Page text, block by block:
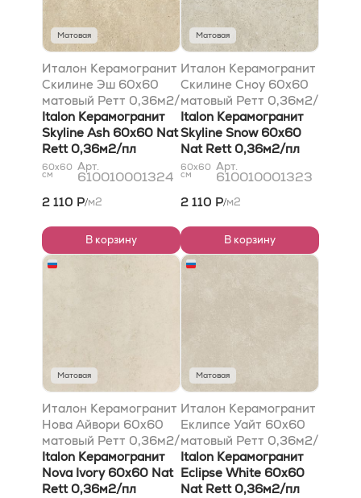
Матовая
Италон Керамогранит
Скилине Эш 60х60
матовый Ретт 0,36м2/
пл
Italon Керамогранит
Skyline Ash 60х60 Nat
Rett 0,36м2/пл
60x60
см
Арт.
610010001324
2 110 Р/м2
В корзину
Матовая
Италон Керамогранит
Скилине Сноу 60х60
матовый Ретт 0,36м2/
пл
Italon Керамогранит
Skyline Snow 60х60
Nat Rett 0,36м2/пл
60x60
см
Арт.
610010001323
2 110 Р/м2
В корзину
Матовая
Италон Керамогранит
Нова Айвори 60х60
матовый Ретт 0,36м2/
пл
Italon Керамогранит
Nova Ivory 60х60 Nat
Rett 0,36м2/пл
Матовая
Италон Керамогранит
Еклипсе Уайт 60х60
матовый Ретт 0,36м2/
пл
Italon Керамогранит
Eclipse White 60х60
Nat Rett 0,36м2/пл